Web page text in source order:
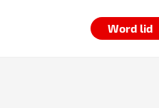
Word lid